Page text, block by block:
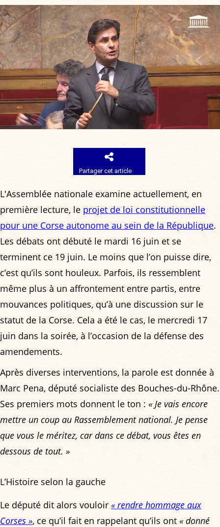
Partager cet article
L'Assemblée nationale examine actuellement, en
première lecture, le projet de loi constitutionnelle
pour une Corse autonome au sein de la République.
Les débats ont débuté le mardi 16 juin et se
terminent ce 19 juin. Le moins que l’on puisse dire,
c’est qu’ils sont houleux. Parfois, ils ressemblent
même plus à un affrontement entre partis, entre
mouvances politiques, qu’à une discussion sur le
statut de la Corse. Cela a été le cas, le mercredi 17
juin dans la soirée, à l’occasion de la défense des
amendements.
Après diverses interventions, la parole est donnée à
Marc Pena, député socialiste des Bouches-du-Rhône.
Ses premiers mots donnent le ton : « Je vais encore
mettre un coup au Rassemblement national. Je pense
que vous le méritez, car dans ce débat, vous êtes en
dessous de tout. »
L’Histoire selon la gauche
Le député dit alors vouloir « rendre hommage aux
Corses », ce qu’il fait en rappelant qu’ils ont « donné